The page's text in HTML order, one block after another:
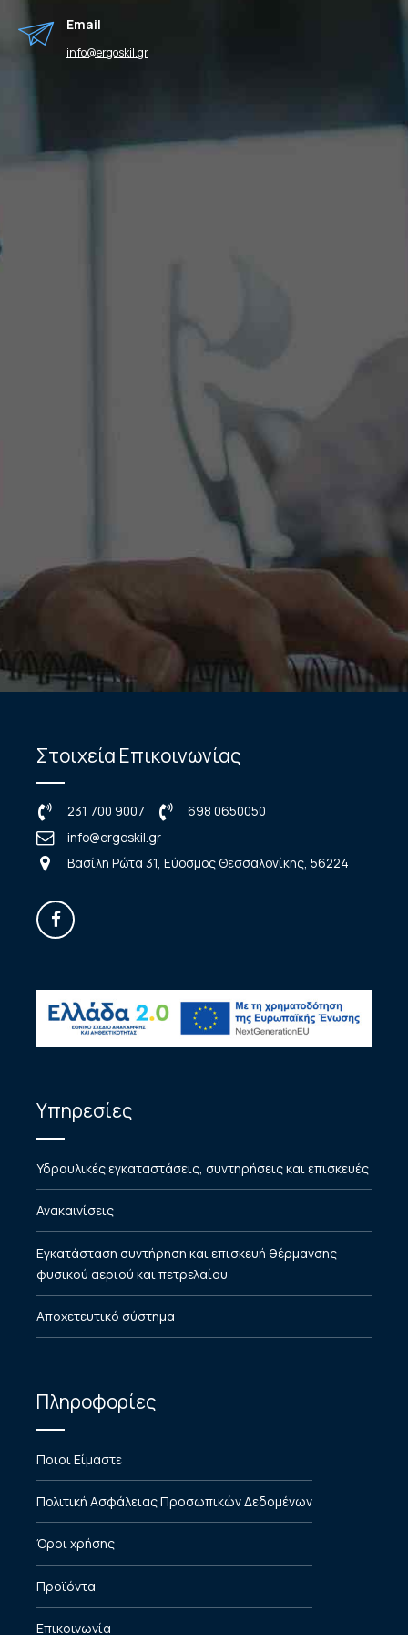
Email
info@ergoskil.gr
Στοιχεία Επικοινωνίας
231 700 9007
698 0650050
info@ergoskil.gr
Βασίλη Ρώτα 31, Εύοσμος Θεσσαλονίκης, 56224
Υπηρεσίες
Υδραυλικές εγκαταστάσεις, συντηρήσεις και επισκευές
Ανακαινίσεις
Εγκατάσταση συντήρηση και επισκευή θέρμανσης
φυσικού αεριού και πετρελαίου
Αποχετευτικό σύστημα
Πληροφορίες
Ποιοι Είμαστε
Πολιτική Ασφάλειας Προσωπικών Δεδομένων
Όροι χρήσης
Προϊόντα
Επικοινωνία